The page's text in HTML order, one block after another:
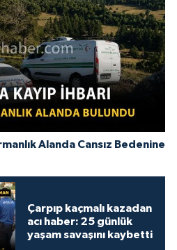
Alanda Cansız Bedenine
Çarpıp kaçmalı kazadan
acı haber: 25 günlük
yaşam savaşını kaybetti